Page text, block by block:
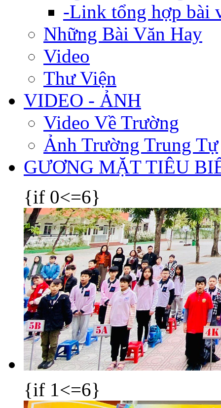
-Link tổng hợp bài
Những Bài Văn Hay
Video
Thư Viện
VIDEO - ẢNH
Video Về Trường
Ảnh Trường Trung Tự
GƯƠNG MẶT TIÊU
{if 0<=6}
{if 1<=6}